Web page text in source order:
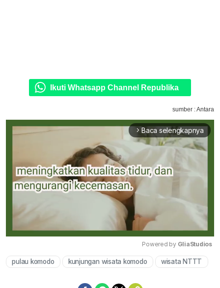
Ikuti Whatsapp Channel Republika
sumber : Antara
arrow_forward_ios Baca selengkapnya
Mute
Powered by GliaStudios
pulau komodo kunjungan wisata komodo wisata NTTT